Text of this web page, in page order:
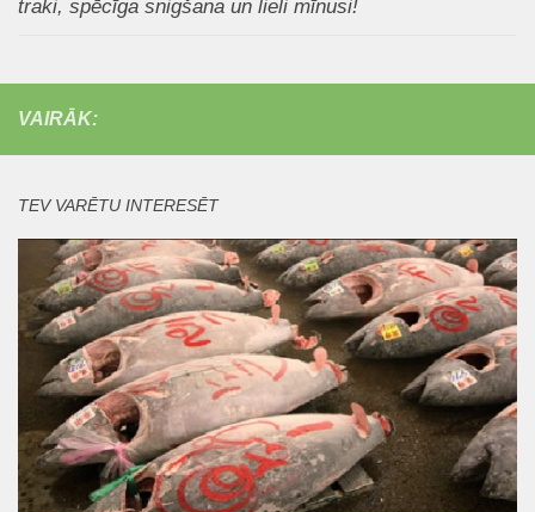
traki, spēcīga snigšana un lieli mīnusi!
VAIRĀK:
TEV VARĒTU INTERESĒT